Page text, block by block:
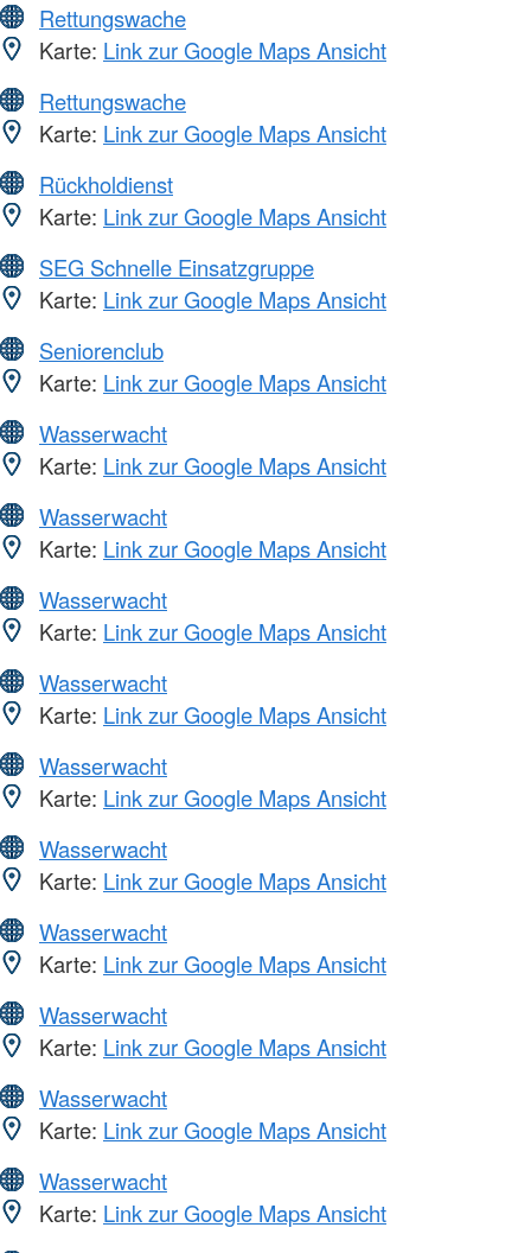
Rettungswache
Karte: Link zur Google Maps Ansicht
Rettungswache
Karte: Link zur Google Maps Ansicht
Rückholdienst
Karte: Link zur Google Maps Ansicht
SEG Schnelle Einsatzgruppe
Karte: Link zur Google Maps Ansicht
Seniorenclub
Karte: Link zur Google Maps Ansicht
Wasserwacht
Karte: Link zur Google Maps Ansicht
Wasserwacht
Karte: Link zur Google Maps Ansicht
Wasserwacht
Karte: Link zur Google Maps Ansicht
Wasserwacht
Karte: Link zur Google Maps Ansicht
Wasserwacht
Karte: Link zur Google Maps Ansicht
Wasserwacht
Karte: Link zur Google Maps Ansicht
Wasserwacht
Karte: Link zur Google Maps Ansicht
Wasserwacht
Karte: Link zur Google Maps Ansicht
Wasserwacht
Karte: Link zur Google Maps Ansicht
Wasserwacht
Karte: Link zur Google Maps Ansicht